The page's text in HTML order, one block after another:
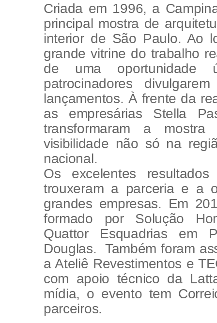
Criada em 1996, a
principal mostra de
interior de São Paulo. Ao
grande vitrine do trabalho
de uma oportunidade
patrocinadores
lançamentos. À frente da
as empresárias Stella
transformaram a
visibilidade não só na
nacional.
Os excelentes
trouxeram a parceria e a
grandes empresas. Em
formado por Solução
Quattor Esquadrias em
Douglas. Também foram
a Ateliê Revestimentos e
com apoio técnico da
mídia, o evento tem
parceiros.